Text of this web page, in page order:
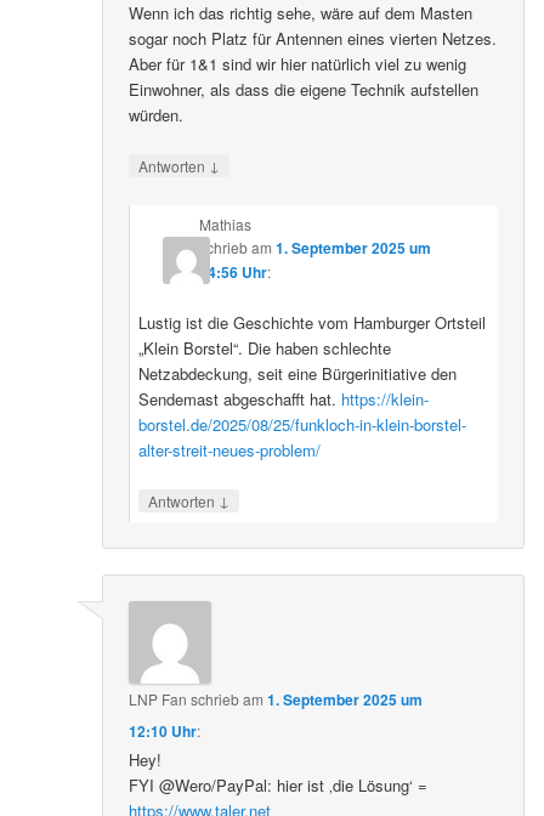
Wenn ich das richtig sehe, wäre auf dem Masten
sogar noch Platz für Antennen eines vierten Netzes.
Aber für 1&1 sind wir hier natürlich viel zu wenig
Einwohner, als dass die eigene Technik aufstellen
würden.
Antworten ↓
Mathias
schriebam 1. September 2025 um
14:56 Uhr:
Lustig ist die Geschichte vom Hamburger Ortsteil
„Klein Borstel“. Die haben schlechte
Netzabdeckung, seit eine Bürgerinitiative den
Sendemast abgeschafft hat. https://klein-
borstel.de/2025/08/25/funkloch-in-klein-borstel-
alter-streit-neues-problem/
Antworten ↓
LNP Fan schriebam1. September 2025 um
12:10 Uhr:
Hey!
FYI @Wero/PayPal: hier ist ‚die Lösung‘ =
https://www.taler.net